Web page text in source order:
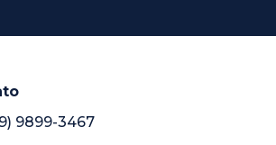
9899-3467